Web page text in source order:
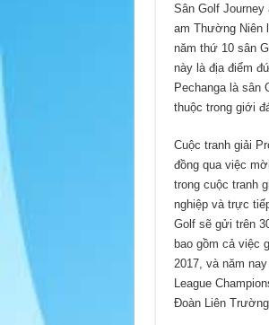
Sân Golf
am Thường Niên
năm thứ 10 sân
này là địa điểm
Pechanga là sân
thuộc trong giới
Cuộc tranh giải
đồng qua việc
trong cuộc tranh
nghiệp và trực
Golf sẽ gửi trên
bao gồm cả việc
2017, và năm
League
Đoàn Liên